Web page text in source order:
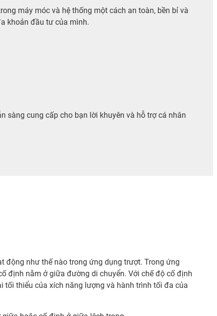
máy móc và hệ thống một cách an toàn, bền bỉ và
khoản đầu tư của mình.
sàng cung cấp cho bạn lời khuyên và hỗ trợ cá nhân
động như thế nào trong ứng dụng trượt. Trong ứng
định nằm ở giữa đường di chuyển. Với chế độ cố định
tối thiểu của xích năng lượng và hành trình tối đa của